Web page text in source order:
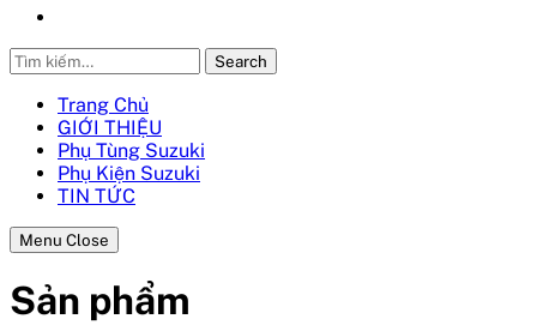
Search
Trang Chủ
GIỚI THIỆU
Phụ Tùng Suzuki
Phụ Kiện Suzuki
TIN TỨC
Menu Close
Sản phẩm